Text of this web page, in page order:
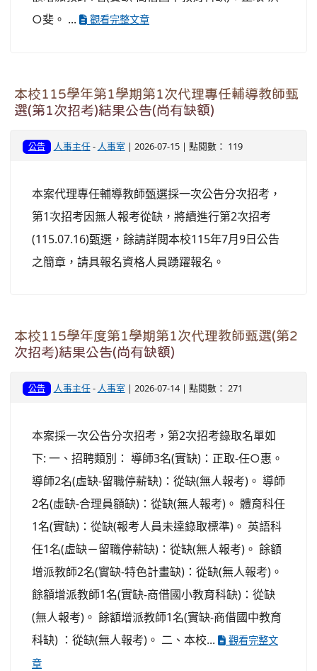
○斐。 ...
觀看完整文章
本校115學年第1學期第1次代理專任輔導教師甄
選(第1次招考)結果公告(尚有缺額)
公告 人事主任- 人事室 | 2026-07-15 | 點閱數： 119
本案代理專任輔導教師甄選採一次公告分次招考，
第1次招考因無人報考從缺，將續進行第2次招考
(115.07.16)甄選，餘請詳閱本校115年7月9日公告
之簡章，請具報名資格人員踴躍報名。
本校115學年度第1學期第1次代理教師甄選(第2
次招考)結果公告(尚有缺額)
公告 人事主任- 人事室 | 2026-07-14 | 點閱數： 271
本案採一次公告分次招考，第2次招考錄取名單如
下: 一、招聘類別： 導師3名(實缺)：正取-任○惠。
導師2名(虛缺-留職停薪缺)：從缺(無人報考)。 導師
2名(虛缺-合理員額缺)：從缺(無人報考)。 體育科任
1名(實缺)：從缺(報考人員未達錄取標準)。 英語科
任1名(虛缺－留職停薪缺)：從缺(無人報考)。 餘額
增派教師2名(實缺-特色計畫缺)：從缺(無人報考)。
餘額增派教師1名(實缺-商借國小教育科缺)：從缺
(無人報考)。 餘額增派教師1名(實缺-商借國中教育
科缺) ：從缺(無人報考)。 二、本校...
觀看完整文
章